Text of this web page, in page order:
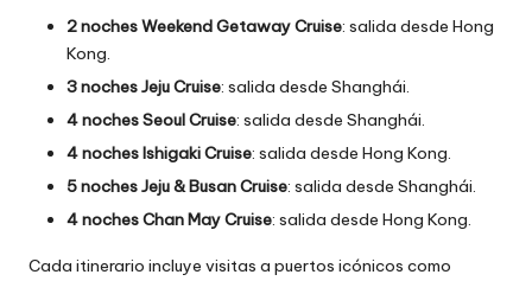
2 noches Weekend Getaway Cruise: salida desde Hong
Kong.
3 noches Jeju Cruise: salida desde Shanghái.
4 noches Seoul Cruise: salida desde Shanghái.
4 noches Ishigaki Cruise: salida desde Hong Kong.
5 noches Jeju & Busan Cruise: salida desde Shanghái.
4 noches Chan May Cruise: salida desde Hong Kong.
Cada itinerario incluye visitas a puertos icónicos como